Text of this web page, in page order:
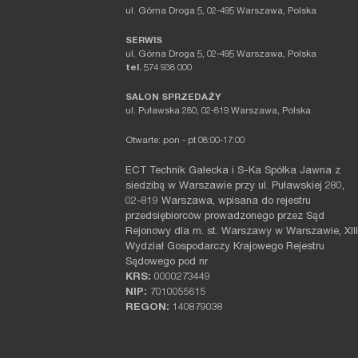
ul. Górna Droga 5, 02-495 Warszawa, Polska
SERWIS
ul. Górna Droga 5, 02-495 Warszawa, Polska
tel. 574 938 000
SALON SPRZEDAŻY
ul. Puławska 280, 02-819 Warszawa, Polska
Otwarte: pon - pt 08:00-17:00
ECT Technik Gałecka i S-Ka Spółka Jawna z
siedzibą w Warszawie przy ul. Puławskiej 280,
02-819 Warszawa, wpisana do rejestru
przedsiębiorców prowadzonego przez Sąd
Rejonowy dla m. st. Warszawy w Warszawie, XIII
Wydział Gospodarczy Krajowego Rejestru
Sądowego pod nr
KRS: 0000273449
NIP: 7010055615
REGON: 140879038